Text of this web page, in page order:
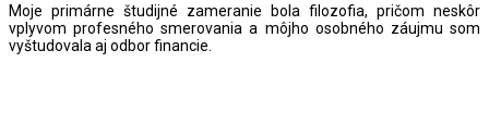
Moje primárne študijné zameranie bola filozofia, pričom neskôr
vplyvom profesného smerovania a môjho osobného záujmu som
vyštudovala aj odbor financie.